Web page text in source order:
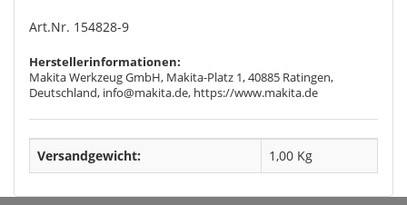
Art.Nr. 154828-9
Herstellerinformationen:
Makita Werkzeug GmbH, Makita-Platz 1, 40885 Ratingen,
Deutschland, info@makita.de, https://www.makita.de
Versandgewicht: 1,00 Kg